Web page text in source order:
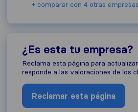
+ comparar con 4 otras
¿Es esta tu empresa?
Reclama esta página para
responde a las valoraciones de los
Reclamar esta página